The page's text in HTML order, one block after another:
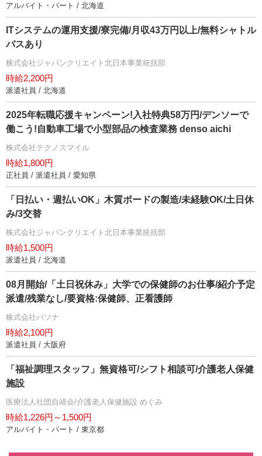
アルバイト・パート / 北海道
ITシステムの運用支援/寮完備/月収43万円以上/無料シャトル
バスあり
株式会社ジャパンクリエイト北日本事業統括部
時給2,200円
派遣社員 / 北海道
2025年転職応援キャンペーン!入社特典58万円/デンソーで
働こう!自動車工場で小型部品の検査業務 denso aichi
株式会社テクノスマイル
時給1,800円
正社員 / 派遣社員 / 愛知県
「日払い・週払いOK」木質ボードの製造/未経験OK/土日休
み/3交替
株式会社ジャパンクリエイト北日本事業統括部
時給1,500円
派遣社員 / 北海道
08月開始/「土日祝休み」大学での保健師のお仕事/紹介予定
派遣/残業なし/要資格:保健師、正看護師
株式会社パソナ
時給2,100円
派遣社員 / 大阪府
「福祉調理スタッフ」無資格可/シフト相談可/介護老人保健
施設
医療法人社団自靖会/介護老人保健施設 めぐみ
時給1,226円～1,500円
アルバイト・パート / 東京都